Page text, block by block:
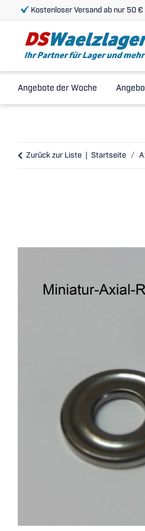
Kostenloser Versand ab nur 50 €
Angebote der Woche
Zurück zur Liste Startseite